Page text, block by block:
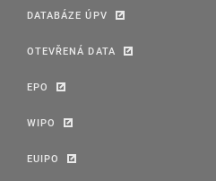
DATABÁZE ÚPV
OTEVŘENÁ DATA
EPO
WIPO
EUIPO